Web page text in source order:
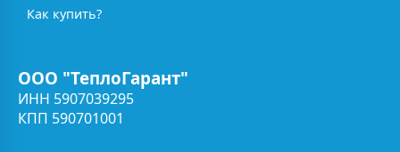
Как купить?
ООО "ТеплоГарант"
ИНН 5907039295
КПП 590701001